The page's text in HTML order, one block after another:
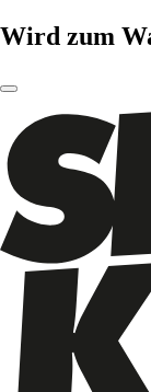
Wird zum